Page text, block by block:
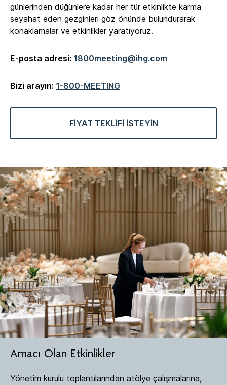
günlerinden düğünlere kadar her tür etkinlikte karma
seyahat eden gezginleri göz önünde bulundurarak
konaklamalar ve etkinlikler yaratıyoruz.
E-posta adresi: 1800meeting@ihg.com
Bizi arayın: 1-800-MEETING
FİYAT TEKLİFİ İSTEYİN
Amacı Olan Etkinlikler
Yönetim kurulu toplantılarından atölye çalışmalarına,